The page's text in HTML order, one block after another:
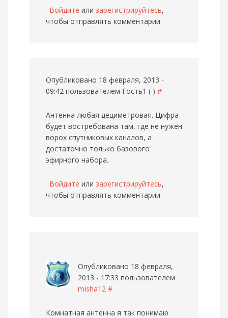
Войдите или зарегистрируйтесь,
чтобы отправлять комментарии
Опубликовано 18 февраля, 2013 -
09:42 пользователем Гость1 ( ) #
Антенна любая дециметровая. Цифра
будет востребована там, где не нужен
ворох спутниковых каналов, а
достаточно только базового
эфирного набора.
Войдите или зарегистрируйтесь,
чтобы отправлять комментарии
Опубликовано 18 февраля,
2013 - 17:33 пользователем
misha12 #
Комнатная антенна я так понимаю